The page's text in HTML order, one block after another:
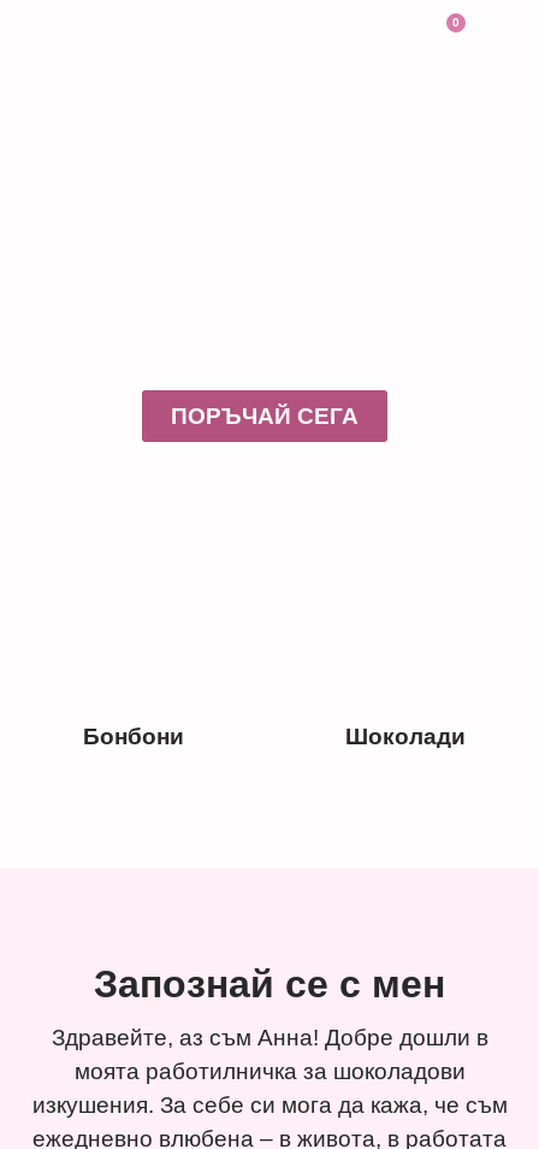
0
ПОРЪЧАЙ СЕГА
Бонбони Шоколади
Запознай се с мен
Здравейте, аз съм Анна! Добре дошли в
моята работилничка за шоколадови
изкушения. За себе си мога да кажа, че съм
ежедневно влюбена – в живота, в работата